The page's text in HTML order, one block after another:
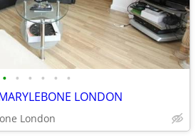
• • • • • •
LONDON
London